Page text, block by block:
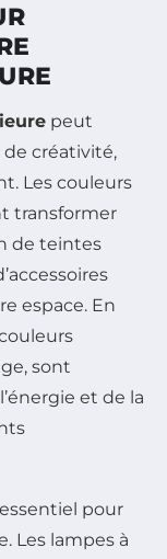
peut
créativité,
Les couleurs
transformer
de teintes
espace. En
sont
et de la
pour
Les lampes à